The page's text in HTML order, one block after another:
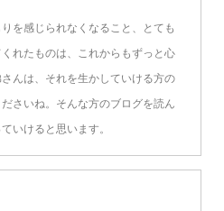
を感じられなくなること、とても
れたものは、これからもずっと心
んは、それを生かしていける方の
さいね。そんな方のブログを読ん
いけると思います。